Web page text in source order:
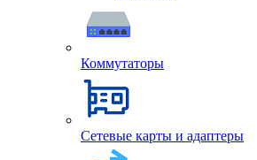
Коммутаторы
Сетевые карты и адаптеры